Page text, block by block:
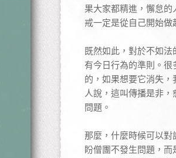
果大家都精進，懈怠
戒一定是從自己開始
既然如此，對於不如
有今日行為的準則。
的，如果想要它消失
人說，這叫傳播是非
問題。
那麼，什麼時候可以
盼僧團不發生問題，